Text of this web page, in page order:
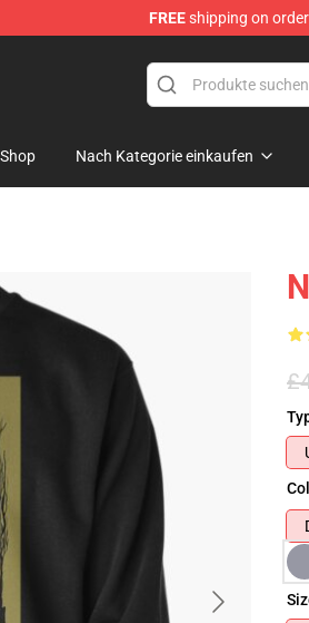
FREEshipping on
Shop Nach Kategorie einkaufen